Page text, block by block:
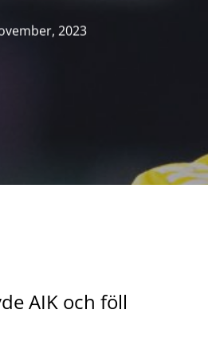
2023
AIK och föll